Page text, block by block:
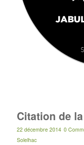
Citation de
22 décembre 2014 0
Solelhac